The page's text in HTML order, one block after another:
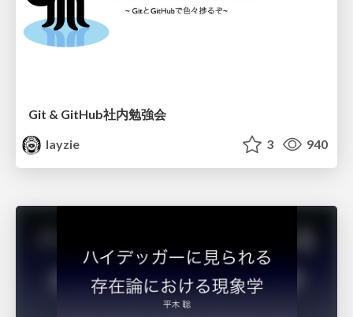
Git & GitHub社内勉強会
layzie
3 940